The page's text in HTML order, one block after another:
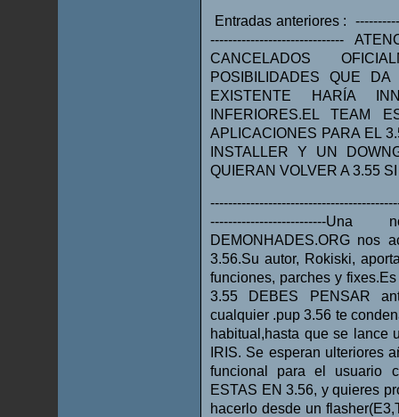
Entradas anteriores :
------------------------------
CANCELADOS
POSIBILIDADES QUE
EXISTENTE HARÍA
INFERIORES.EL TEAM
APLICACIONES PARA EL
INSTALLER Y UN
QUIERAN VOLVER A 3.55
--------------------------
DEMONHADES.ORG nos
3.56.Su autor, Rokiski,
funciones, parches y
3.55 DEBES PENSAR
cualquier .pup 3.56 te
habitual,hasta que se lance
IRIS. Se esperan ulteriores
funcional para el usuario
ESTAS EN 3.56, y quieres
hacerlo desde un